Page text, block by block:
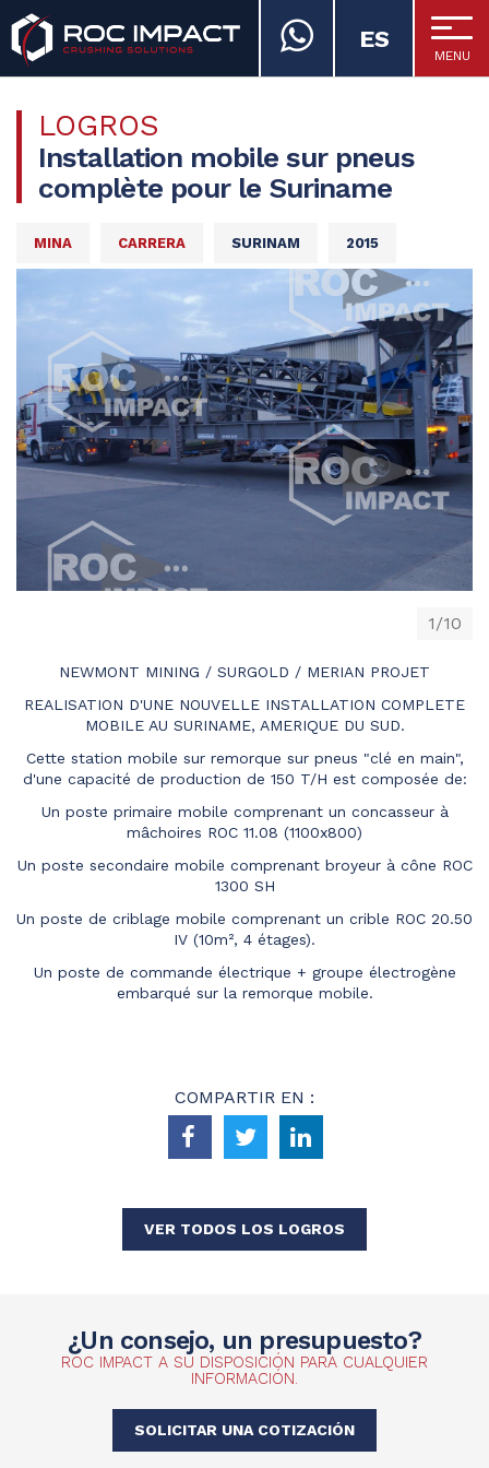
MENU
ES
LOGROS
Installation mobile sur pneus
complète pour le Suriname
MINA CARRERA SURINAM 2015
1/10
NEWMONT MINING / SURGOLD / MERIAN PROJET
REALISATION D'UNE NOUVELLE INSTALLATION COMPLETE
MOBILE AU SURINAME, AMERIQUE DU SUD.
Cette station mobile sur remorque sur pneus "clé en main",
d'une capacité de production de 150 T/H est composée de:
Un poste primaire mobile comprenant un concasseur à
mâchoires ROC 11.08 (1100x800)
Un poste secondaire mobile comprenant broyeur à cône ROC
1300 SH
Un poste de criblage mobile comprenant un crible ROC 20.50
IV (10m², 4 étages).
Un poste de commande électrique + groupe électrogène
embarqué sur la remorque mobile.
COMPARTIR EN :
VER TODOS LOS LOGROS
¿Un consejo, un presupuesto?
ROC IMPACT A SU DISPOSICIÓN PARA CUALQUIER
INFORMACIÓN.
SOLICITAR UNA COTIZACIÓN